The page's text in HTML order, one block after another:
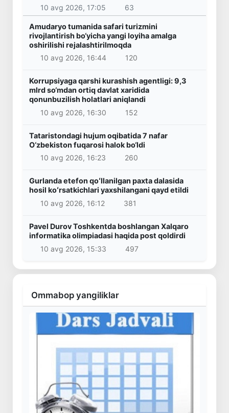
10 avg 2026, 17:05 63
Amudaryo tumanida safari turizmini
rivojlantirish bo‘yicha yangi loyiha amalga
oshirilishi rejalashtirilmoqda
10 avg 2026, 16:44
120
Korrupsiyaga qarshi kurashish agentligi: 9,3
mlrd so‘mdan ortiq davlat xaridida
qonunbuzilish holatlari aniqlandi
10 avg 2026, 16:30
152
Tataristondagi hujum oqibatida 7 nafar
O‘zbekiston fuqarosi halok bo‘ldi
10 avg 2026, 16:23
260
Gurlanda etefon qoʻllanilgan paxta dalasida
hosil koʻrsatkichlari yaxshilangani qayd etildi
10 avg 2026, 16:12
381
Pavel Durov Toshkentda boshlangan Xalqaro
informatika olimpiadasi haqida post qoldirdi
10 avg 2026, 15:33
497
Ommabop yangiliklar